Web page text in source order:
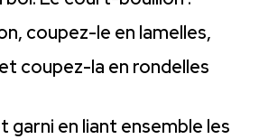
coupez-le en lamelles,
coupez-la en rondelles
garni en liant ensemble les